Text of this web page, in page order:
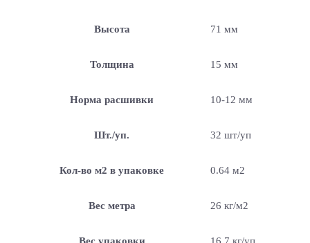
Высота 71 мм
Толщина 15 мм
Норма расшивки 10-12 мм
Шт./уп. 32 шт/уп
Кол-во м2 в упаковке 0.64 м2
Вес метра 26 кг/м2
Вес упаковки 16.7 кг/уп